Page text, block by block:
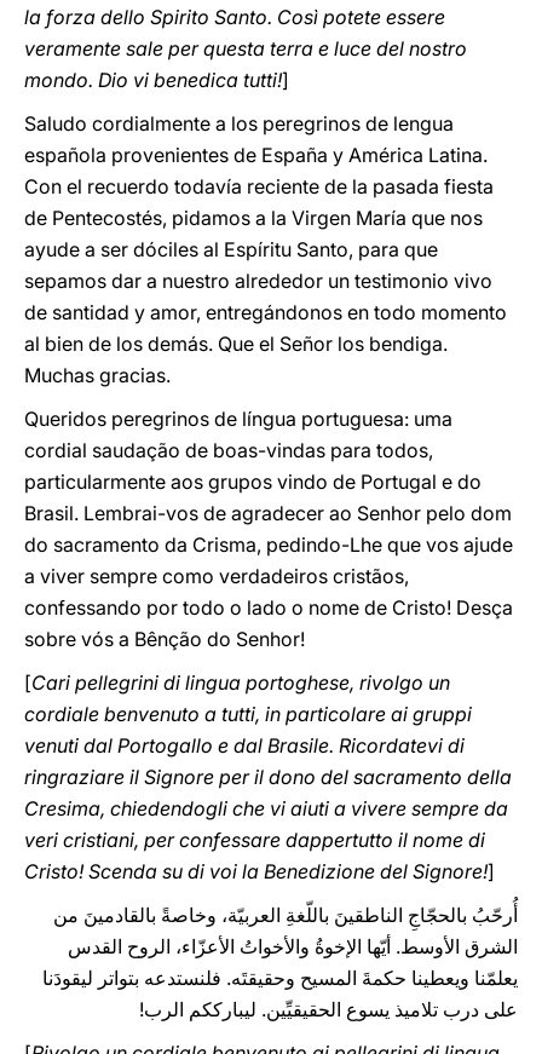
la forza dello Spirito Santo. Così potete essere
veramente sale per questa terra e luce del nostro
mondo. Dio vi benedica tutti!]
Saludo cordialmente a los peregrinos de lengua
española provenientes de España y América Latina.
Con el recuerdo todavía reciente de la pasada fiesta
de Pentecostés, pidamos a la Virgen María que nos
ayude a ser dóciles al Espíritu Santo, para que
sepamos dar a nuestro alrededor un testimonio vivo
de santidad y amor, entregándonos en todo momento
al bien de los demás. Que el Señor los bendiga.
Muchas gracias.
Queridos peregrinos de língua portuguesa: uma
cordial saudação de boas-vindas para todos,
particularmente aos grupos vindo de Portugal e do
Brasil. Lembrai-vos de agradecer ao Senhor pelo dom
do sacramento da Crisma, pedindo-Lhe que vos ajude
a viver sempre como verdadeiros cristãos,
confessando por todo o lado o nome de Cristo! Desça
sobre vós a Bênção do Senhor!
[Cari pellegrini di lingua portoghese, rivolgo un
cordiale benvenuto a tutti, in particolare ai gruppi
venuti dal Portogallo e dal Brasile. Ricordatevi di
ringraziare il Signore per il dono del sacramento della
Cresima, chiedendogli che vi aiuti a vivere sempre da
veri cristiani, per confessare dappertutto il nome di
Cristo! Scenda su di voi la Benedizione del Signore!]
أُرحّبُ بالحجّاجِ الناطقينَ باللّغةِ العربيّة، وخاصةً بالقادمينَ من
الشرق الأوسط. أيّها الإخوةُ والأخواتُ الأعزّاء، الروح القدس
يعلمّنا ويعطينا حكمةَ المسيح وحقيقتَه. فلنستدعه بتواتر ليقودَنا
على درب تلاميذ يسوع الحقيقيِّين. ليبارككم الرب!